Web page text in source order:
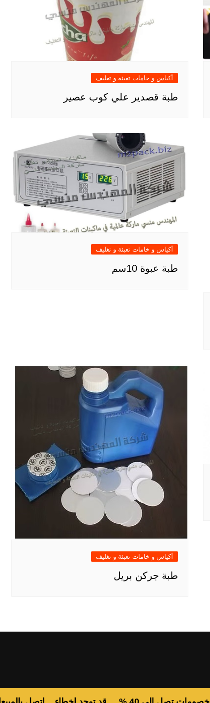
أكياس و خامات تعبئة و تغليف
طبة قصدير علي كوب عصير
أكياس و خامات تعبئة و تغليف
طبة عبوة 10سم
أكياس و خامات تعبئة و تغليف
طبة جركن بريل